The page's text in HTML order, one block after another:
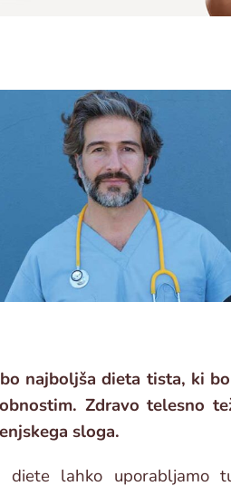
najboljša dieta tista, ki
Zdravo telesno
sloga.
diete lahko uporabljamo